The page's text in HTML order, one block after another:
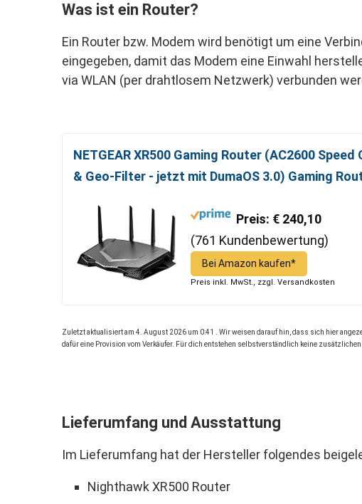
Was ist ein Router?
Ein Router bzw. Modem wird benötigt um eine
eingegeben, damit das Modem eine Einwahl
via WLAN (per drahtlosem Netzwerk) verbunden
NETGEAR XR500 Gaming Router (AC2600
& Geo-Filter - jetzt mit DumaOS 3.0) Gaming
Preis: € 240,10
(761 Kundenbewertung)
Bei Amazon kaufen*
Preis inkl. MwSt., zzgl. Versandkosten
Zuletzt aktualisiert am 4. August 2026 um 0:41 . Wir weisen darauf hin, dass sich hier
dafür eine Provision vom Verkäufer. Für dich entstehen selbstverständlich keine zusätzlichen
Lieferumfang und Ausstattung
Im Lieferumfang hat der Hersteller folgendes
Nighthawk XR500 Router